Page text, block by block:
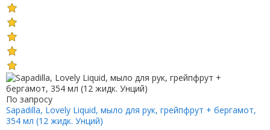
По запросу
Sapadilla, Lovely Liquid, мыло для рук, грейпфрут + бергамот,
354 мл (12 жидк. Унций)